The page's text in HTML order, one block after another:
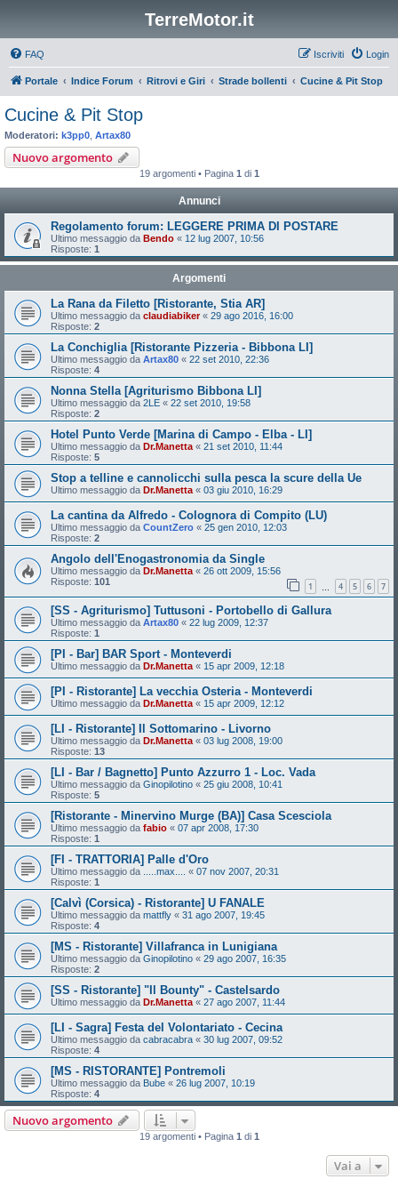
TerreMotor.it
FAQ Login
Iscriviti
Portale Indice Forum Ritrovi e Giri Strade bollenti Cucine & Pit Stop
Cucine & Pit Stop
Moderatori: k3pp0 Artax80
Nuovo argomento
19 argomenti • Pagina 1 di 1
Annunci
Regolamento forum: LEGGERE PRIMA DI POSTARE
Ultimo messaggio da Bendo « 12 lug 2007, 10:56
Risposte: 1
Argomenti
La Rana da Filetto [Ristorante, Stia AR]
Ultimo messaggio da claudiabiker« 29 ago 2016, 16:00
Risposte: 2
La Conchiglia [Ristorante Pizzeria - Bibbona LI]
Ultimo messaggio da Artax80 « 22 set 2010, 22:36
Risposte: 4
Nonna Stella [Agriturismo Bibbona LI]
Ultimo messaggio da 2LE « 22 set 2010, 19:58
Risposte: 2
Hotel Punto Verde [Marina di Campo - Elba - LI]
Ultimo messaggio da Dr.Manetta « 21 set 2010, 11:44
Risposte: 5
Stop a telline e cannolicchi sulla pesca la scure della Ue
Ultimo messaggio da Dr.Manetta « 03 giu 2010, 16:29
La cantina da Alfredo - Colognora di Compito (LU)
Ultimo messaggio da CountZero « 25 gen 2010, 12:03
Risposte: 2
Angolo dell'Enogastronomia da Single
Ultimo messaggio da Dr.Manetta « 26 ott 2009, 15:56
Risposte: 101 1 4 5 6 7
[SS - Agriturismo] Tuttusoni - Portobello di Gallura
Ultimo messaggio da Artax80 « 22 lug 2009, 12:37
Risposte: 1
[PI - Bar] BAR Sport - Monteverdi
Ultimo messaggio da Dr.Manetta « 15 apr 2009, 12:18
[PI - Ristorante] La vecchia Osteria - Monteverdi
Ultimo messaggio da Dr.Manetta « 15 apr 2009, 12:12
[LI - Ristorante] Il Sottomarino - Livorno
Ultimo messaggio da Dr.Manetta « 03 lug 2008, 19:00
Risposte: 13
[LI - Bar / Bagnetto] Punto Azzurro 1 - Loc. Vada
Ultimo messaggio da Ginopilotino « 25 giu 2008, 10:41
Risposte: 5
[Ristorante - Minervino Murge (BA)] Casa Scesciola
Ultimo messaggio da fabio « 07 apr 2008, 17:30
Risposte: 1
[FI - TRATTORIA] Palle d'Oro
Ultimo messaggio da .....max.... « 07 nov 2007, 20:31
Risposte: 1
[Calvì (Corsica) - Ristorante] U FANALE
Ultimo messaggio da mattfly « 31 ago 2007, 19:45
Risposte: 4
[MS - Ristorante] Villafranca in Lunigiana
Ultimo messaggio da Ginopilotino « 29 ago 2007, 16:35
Risposte: 2
[SS - Ristorante] "Il Bounty" - Castelsardo
Ultimo messaggio da Dr.Manetta « 27 ago 2007, 11:44
[LI - Sagra] Festa del Volontariato - Cecina
Ultimo messaggio da cabracabra « 30 lug 2007, 09:52
Risposte: 4
[MS - RISTORANTE] Pontremoli
Ultimo messaggio da Bube « 26 lug 2007, 10:19
Risposte: 4
Nuovo argomento
19 argomenti • Pagina 1 di 1
Vai a